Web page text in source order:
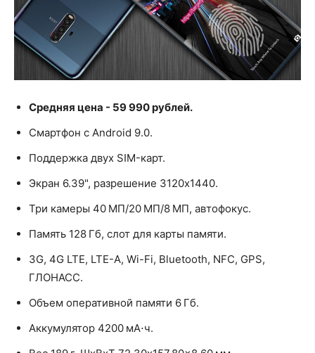
Средняя цена - 59 990 рублей.
Смартфон с Android 9.0.
Поддержка двух SIM-карт.
Экран 6.39", разрешение 3120x1440.
Три камеры 40 МП/20 МП/8 МП, автофокус.
Память 128 Гб, слот для карты памяти.
3G, 4G LTE, LTE-A, Wi-Fi, Bluetooth, NFC, GPS,
ГЛОНАСС.
Объем оперативной памяти 6 Гб.
Аккумулятор 4200 мА⋅ч.